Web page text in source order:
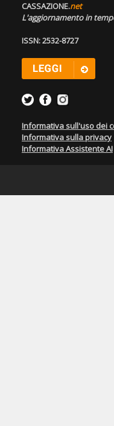
CASSAZIONE.net
L'aggiornamento in
ISSN: 2532-8727
Informativa sull'uso dei
Informativa sulla privacy
Informativa Assistente AI